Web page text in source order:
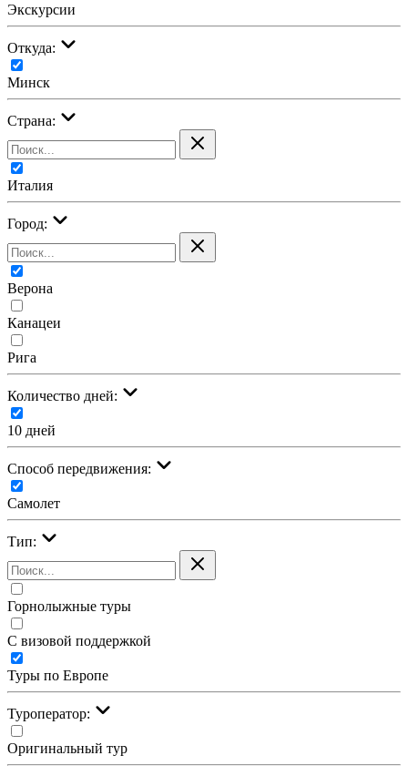
Экскурсии
Откуда:
Минск
Страна:
Италия
Город:
Верона
Канацеи
Рига
Количество дней:
10 дней
Cпособ передвижения:
Самолет
Тип:
Горнолыжные туры
С визовой поддержкой
Туры по Европе
Туроператор:
Оригинальный тур